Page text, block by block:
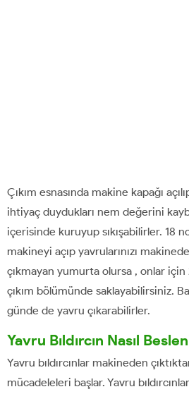
Çıkım esnasında makine kapağı
ihtiyaç duydukları nem değerini
içerisinde kuruyup sıkışabilirler. 18
makineyi açıp yavrularınızı
çıkmayan yumurta olursa , onlar
çıkım bölümünde saklayabilirsiniz.
günde de yavru çıkarabilirler.
Yavru Bıldırcın Nasıl
Yavru bıldırcınlar makineden
mücadeleleri başlar. Yavru